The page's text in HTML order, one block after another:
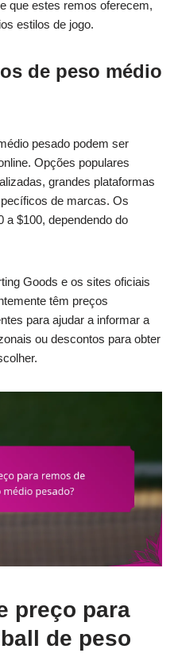
que estes remos oferecem,
estilos de jogo.
de peso médio
pesado podem ser
Opções populares
grandes plataformas
de marcas. Os
a $100, dependendo do
Goods e os sites oficiais
têm preços
para ajudar a informar a
ou descontos para obter
preço para
de peso